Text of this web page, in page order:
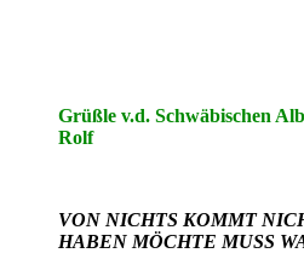
Grüßle v.d. Schwäbischen Alb
Rolf
VON NICHTS KOMMT
HABEN MÖCHTE MUSS